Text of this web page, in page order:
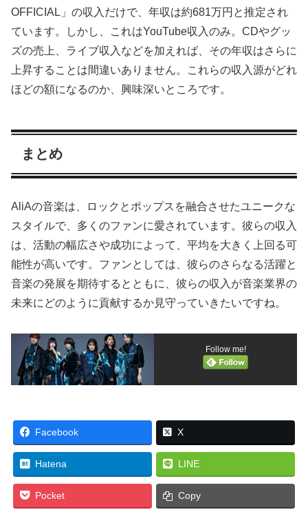
OFFICIAL」の収入だけで、年収は約681万円と推定され
ています。しかし、これはYouTube収入のみ。CDやグッ
ズの売上、ライブ収入などを加えれば、その年収はさらに
上昇することは間違いありません。これらの収入源がどれ
ほどの額になるのか、興味深いところです。
まとめ
AliAの音楽は、ロックとポップスを融合させたユニークな
スタイルで、多くのファンに愛されています。彼らの収入
は、活動の幅広さや成功によって、平均を大きく上回る可
能性が高いです。ファンとしては、彼らのさらなる活躍と
音楽の発展を期待するとともに、彼らの収入が音楽業界の
未来にどのように貢献するか見守っていきたいですね。
Follow me!
Facebook X
Hatena LINE
Pocket Copy